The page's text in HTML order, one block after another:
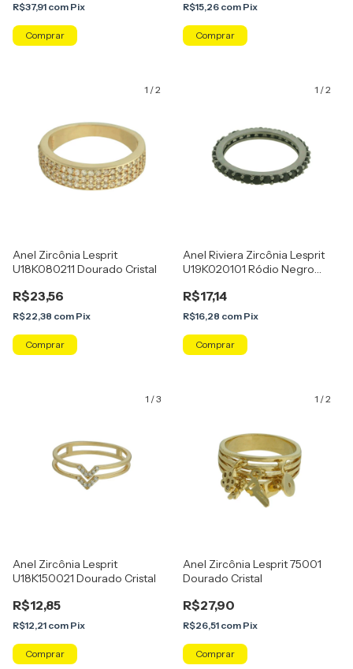
R$37,91 com Pix
Comprar
R$15,26 com Pix
Comprar
1 /2
Anel Zircônia Lesprit
U18K080211 Dourado Cristal
R$23,56
R$22,38 com Pix
Comprar
1 /2
Anel Riviera Zircônia Lesprit
U19K020101 Ródio Negro
R$17,14
R$16,28 com Pix
Comprar
1 /3
Anel Zircônia Lesprit
U18K150021 Dourado Cristal
R$12,85
R$12,21 com Pix
Comprar
1 /2
Anel Zircônia Lesprit 75001
Dourado Cristal
R$27,90
R$26,51 com Pix
Comprar